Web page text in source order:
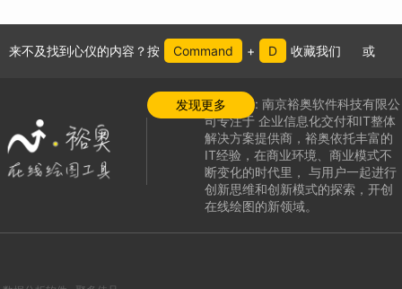
来不及找到心仪的内容？按 Command + D 收藏我们 或
发现更多公司介绍:南京裕奥软件科技有限公
司专注于 企业信息化交付和IT整体
解决方案提供商，裕奥依托丰富的
IT经验，在商业环境、商业模式不
断变化的时代里，
与用户一起进行
创新思维和创新模式的探索，开创
在线绘图的新领域。